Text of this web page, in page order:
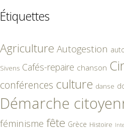
Étiquettes
Agriculture Autogestion
Sivens Cafés-repaire chanson
conférences culture danse
Démarche
féminisme fête Grèce Histoire